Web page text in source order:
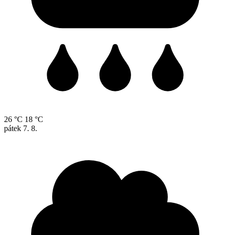
26 °C 18 °C
pátek 7. 8.